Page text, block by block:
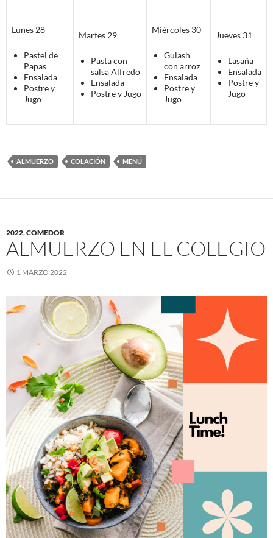
Lunes 28
Pastel de
Papas
Ensalada
Postre y
Jugo
Martes 29
Pasta con
salsa Alfredo
Ensalada
Postre y Jugo
Miércoles 30
Gulash
con arroz
Ensalada
Postre y
Jugo
Jueves 31
Lasaña
Ensalada
Postre y
Jugo
ALMUERZO COLACIÓN MENÚ
2022,COMEDOR
ALMUERZO EN EL COLEGIO
1 MARZO 2022